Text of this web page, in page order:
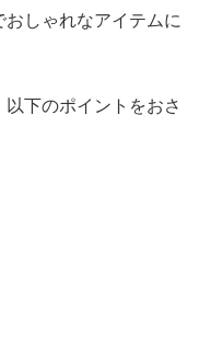
しゃれなアイテムに
下のポイントをおさ